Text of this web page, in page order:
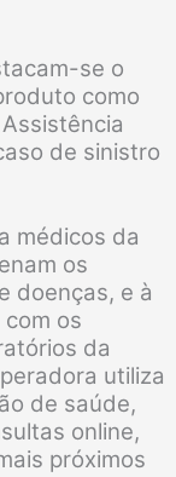
se o
como
de sinistro
médicos da
os
doenças, e à
os
da
utiliza
de saúde,
online,
próximos